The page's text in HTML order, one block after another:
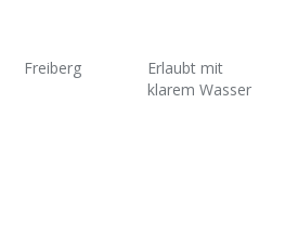
Freiberg
Erlaubt mit
klarem Wasser